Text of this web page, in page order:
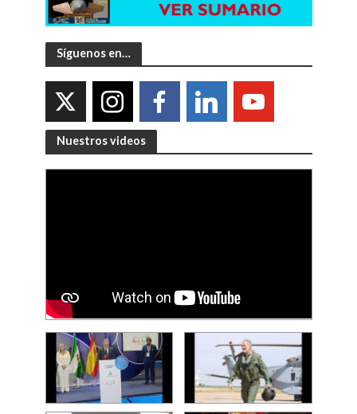
Síguenos en…
Nuestros videos